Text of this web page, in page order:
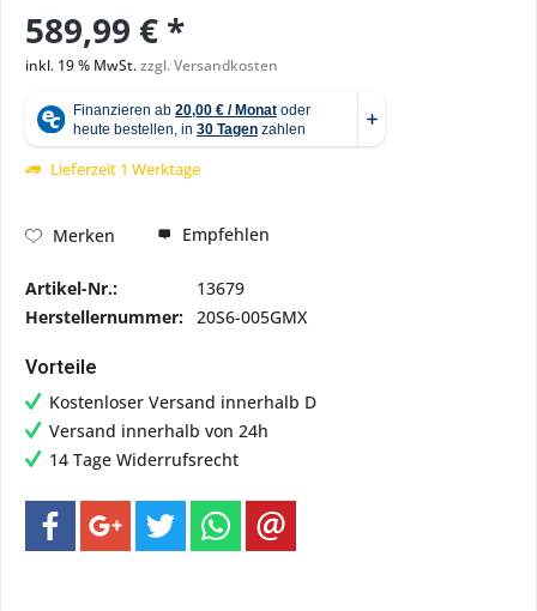
589,99 € *
inkl. 19 % MwSt.zzgl. Versandkosten
Lieferzeit 1 Werktage
Merken Empfehlen
Artikel-Nr.:
13679
Herstellernummer: 20S6-005GMX
Vorteile
Kostenloser Versand innerhalb D
Versand innerhalb von 24h
14 Tage Widerrufsrecht